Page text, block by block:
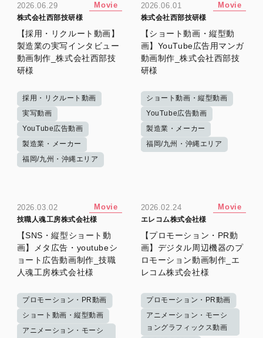
2026.06.29 Movie
株式会社西部技研様
【採用・リクルート動画】
製造業の実写インタビュー
動画制作_株式会社西部技
研様
採用・リクルート動画
実写動画
YouTube広告動画
製造業・メーカー
福岡/九州・沖縄エリア
2026.06.01 Movie
株式会社西部技研様
【ショート動画・縦型動
画】YouTube広告用マンガ
動画制作_株式会社西部技
研様
ショート動画・縦型動画
YouTube広告動画
製造業・メーカー
福岡/九州・沖縄エリア
2026.03.02 Movie
技職人魂工房株式会社様
【SNS・縦型ショート動
画】メタ広告・youtubeシ
ョート広告動画制作_技職
人魂工房株式会社様
プロモーション・PR動画
ショート動画・縦型動画
アニメーション・モーシ
2026.02.24 Movie
エレコム株式会社様
【プロモーション・PR動
画】デジタル周辺機器のプ
ロモーション動画制作_エ
レコム株式会社様
プロモーション・PR動画
アニメーション・モーシ
ョングラフィックス動画